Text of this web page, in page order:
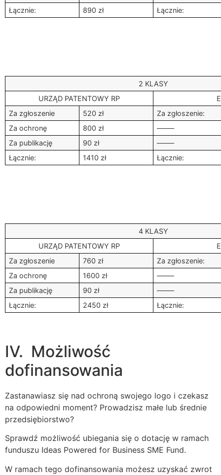
Łącznie: 890 zł Łącznie:
2 KLASY
URZĄD PATENTOWY RP
Za zgłoszenie
520 zł
Za zgłoszenie:
Za ochronę
800 zł
——–
Za publikację
90 zł
——–
Łącznie:
1410 zł Łącznie:
4 KLASY
URZĄD PATENTOWY RP
Za zgłoszenie
760 zł
Za zgłoszenie:
Za ochronę
1600 zł
——–
Za publikację
90 zł
——–
Łącznie:
2450 zł Łącznie:
IV. Możliwość
dofinansowania
Zastanawiasz się nad ochroną swojego logo i czekasz
na odpowiedni moment? Prowadzisz małe lub średnie
przedsiębiorstwo?
Sprawdź możliwość ubiegania się o dotację w ramach
funduszu Ideas Powered for Business SME Fund.
W ramach tego dofinansowania możesz uzyskać zwrot